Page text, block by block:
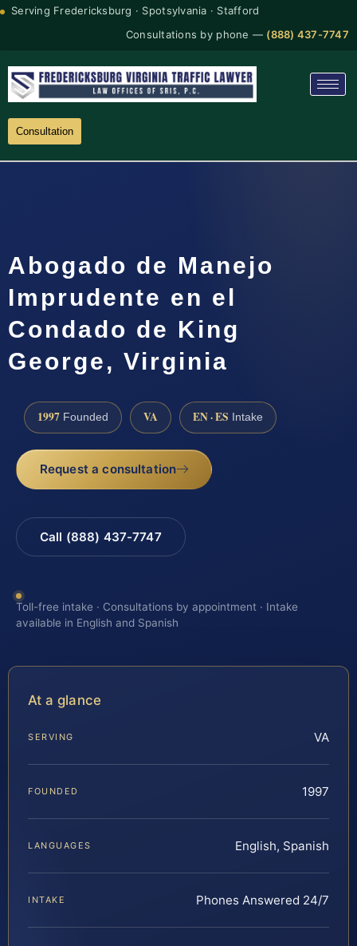
Serving Fredericksburg · Spotsylvania · Stafford
Consultations by phone — (888) 437-7747
Consultation
Abogado de Manejo
Imprudente en el
Condado de King
George, Virginia
1997 Founded VA EN · ES Intake
Request a consultation
Call (888) 437-7747
Toll-free intake · Consultations by appointment · Intake
available in English and Spanish
At a glance
SERVING VA
FOUNDED 1997
LANGUAGES English, Spanish
INTAKE Phones Answered 24/7